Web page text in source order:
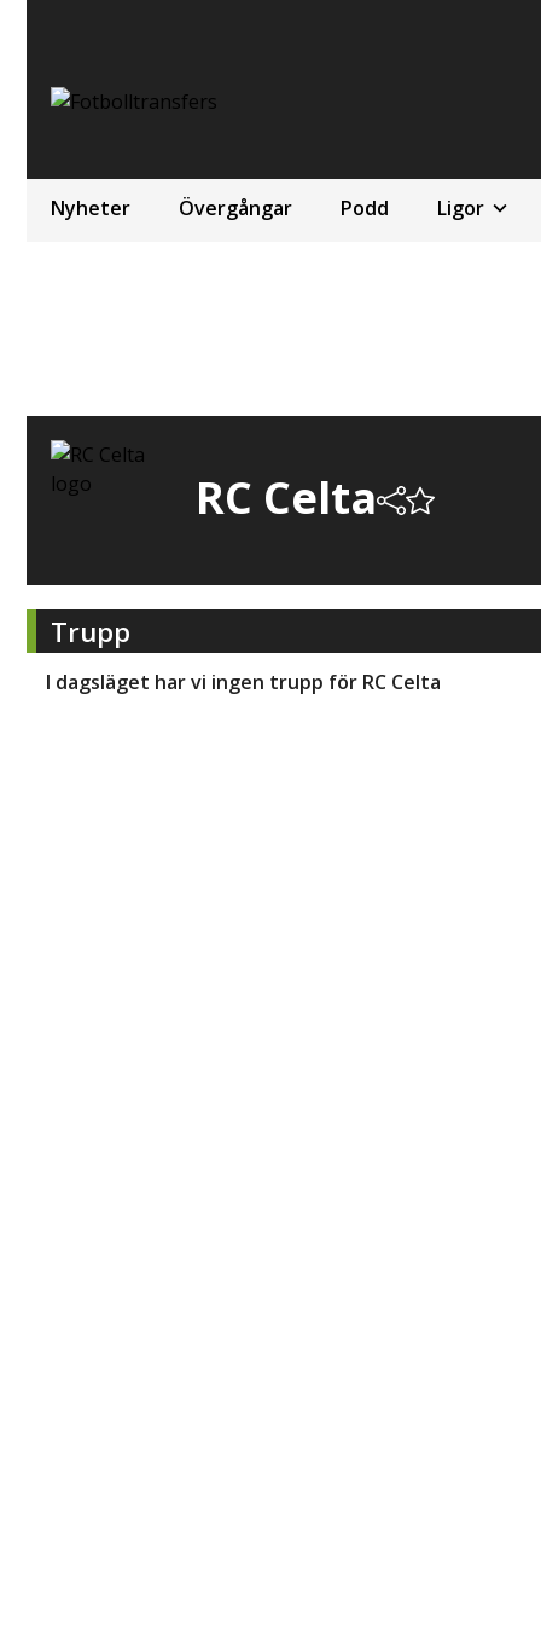
Nyheter Övergångar Podd Ligor
RC Celta
Trupp
I dagsläget har vi ingen trupp för RC Celta